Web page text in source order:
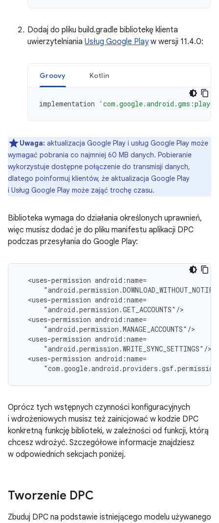
Dodaj do pliku build.gradle bibliotekę klienta
uwierzytelniania Usług Google Playw wersji 11.4.0:
Groovy Kotlin
implementation
Uwaga: aktualizacja Google Play i usług Google Play może
wymagać pobrania co najmniej 60 MB danych. Pobieranie
wykorzystuje dostępne połączenie do transmisji danych,
dlatego poinformuj klientów, że aktualizacja Google Play
i Usług Google Play może zająć trochę czasu.
Biblioteka wymaga do działania określonych uprawnień,
więc musisz dodać je do pliku manifestu aplikacji DPC
podczas przesyłania do Google Play:
<uses-permission
<uses-permission
<uses-permission
<uses-permission
<uses-permission
Oprócz tych wstępnych czynności konfiguracyjnych
i wdrożeniowych musisz też zainicjować w kodzie DPC
konkretną funkcję biblioteki, w zależności od funkcji, którą
chcesz wdrożyć. Szczegółowe informacje znajdziesz
w odpowiednich sekcjach poniżej.
Tworzenie DPC
Zbuduj DPC na podstawie istniejącego modelu używanego